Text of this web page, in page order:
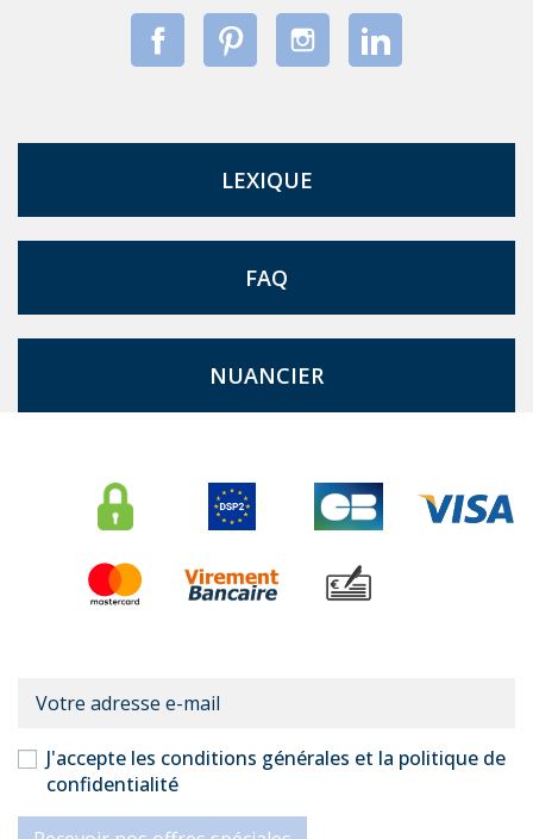
LEXIQUE
FAQ
NUANCIER
J'accepte les conditions générales et la politique de
confidentialité